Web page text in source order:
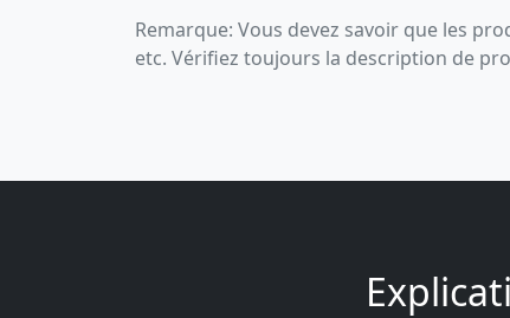
Remarque: Vous devez savoir que les
etc. Vérifiez toujours la description de